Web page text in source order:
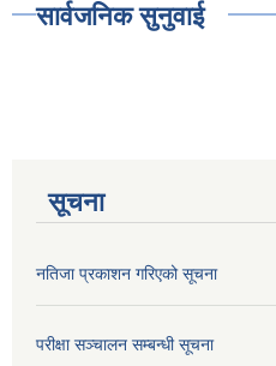
सार्वजनिक सुनुवाई
सूचना
नतिजा प्रकाशन गरिएको सूचना
परीक्षा सञ्चालन सम्बन्धी सूचना